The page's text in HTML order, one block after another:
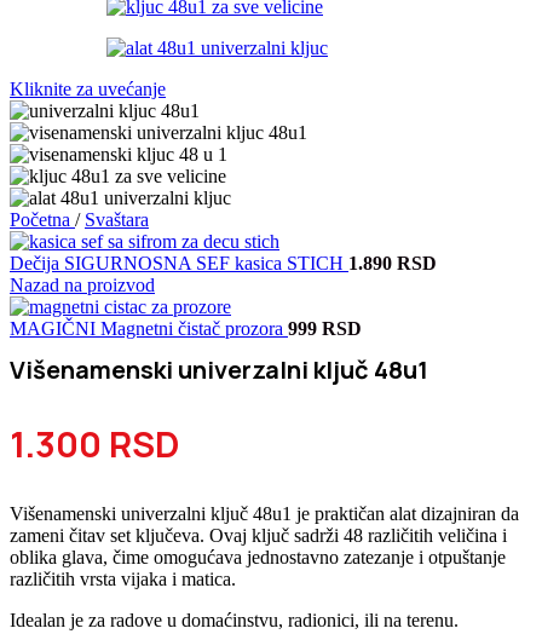
Kliknite za uvećanje
Početna / Svaštara
Dečija SIGURNOSNA SEF kasica STICH 1.890 RSD
Nazad na proizvod
MAGIČNI Magnetni čistač prozora 999 RSD
Višenamenski univerzalni ključ 48u1
1.300 RSD
Višenamenski univerzalni ključ 48u1 je praktičan alat dizajniran da
zameni čitav set ključeva. Ovaj ključ sadrži 48 različitih veličina i
oblika glava, čime omogućava jednostavno zatezanje i otpuštanje
različitih vrsta vijaka i matica.
Idealan je za radove u domaćinstvu, radionici, ili na terenu.